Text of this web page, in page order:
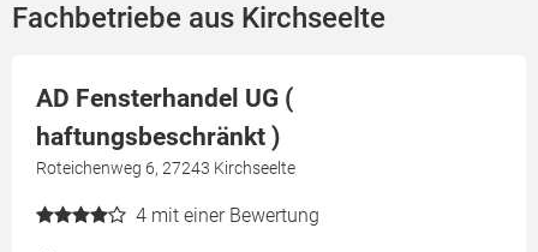
Fachbetriebe aus Kirchseelte
AD Fensterhandel UG (
haftungsbeschränkt )
Roteichenweg 6, 27243 Kirchseelte
4 mit einer Bewertung